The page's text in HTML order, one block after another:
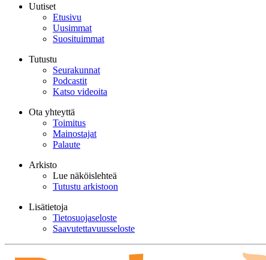
Uutiset
Etusivu
Uusimmat
Suosituimmat
Tutustu
Seurakunnat
Podcastit
Katso videoita
Ota yhteyttä
Toimitus
Mainostajat
Palaute
Arkisto
Lue näköislehteä
Tutustu arkistoon
Lisätietoja
Tietosuojaseloste
Saavutettavuusseloste